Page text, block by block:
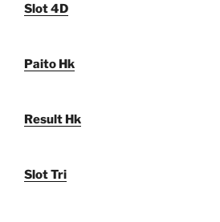
Slot 4D
Paito Hk
Result Hk
Slot Tri